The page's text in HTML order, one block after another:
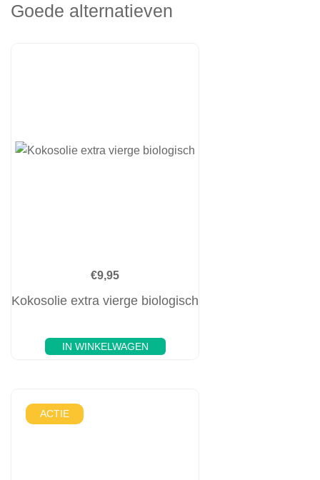
Goede alternatieven
€9,95
Kokosolie extra vierge biologisch
IN WINKELWAGEN
ACTIE